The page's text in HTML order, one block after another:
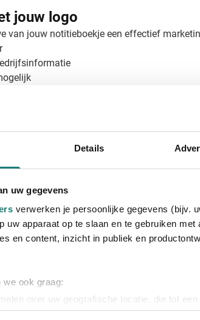
Details
uw gegevens
verwerken je persoonlijke gegevens (bijv.
uw apparaat op te slaan en te gebruiken
en content, inzicht in publiek en
ook graag:
over uw geografische locatie, die tot
door het actief te scannen op
jouw logo
van jouw notitieboekje een effectief
je een professioneel relatiegeschenk
bedrukte notitieboekje
zien op het Bradley notitieboekje? Vraag
resultaat. Neem contact met ons op voor
Polyester, PU, Rubber
cm x 1.5 cm (l x b x h)